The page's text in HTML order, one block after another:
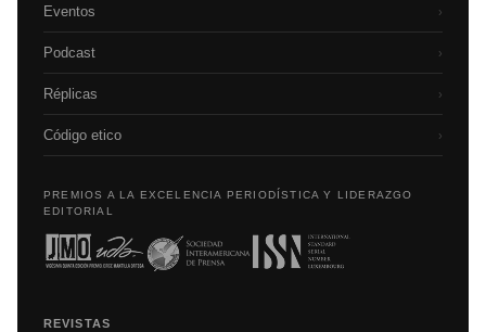
Eventos ›
Podcast ›
Réplicas ›
Código etico ›
PREMIOS A LA EXCELENCIA PERIODÍSTICA Y LIDERAZGO
EDITORIAL
REVISTAS